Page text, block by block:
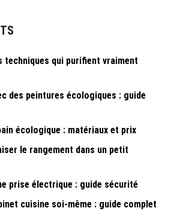
techniques qui purifient vraiment
des peintures écologiques : guide
écologique : matériaux et prix
le rangement dans un petit
prise électrique : guide sécurité
cuisine soi-même : guide complet